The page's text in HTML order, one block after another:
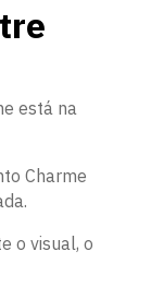
está na
Charme
o visual, o